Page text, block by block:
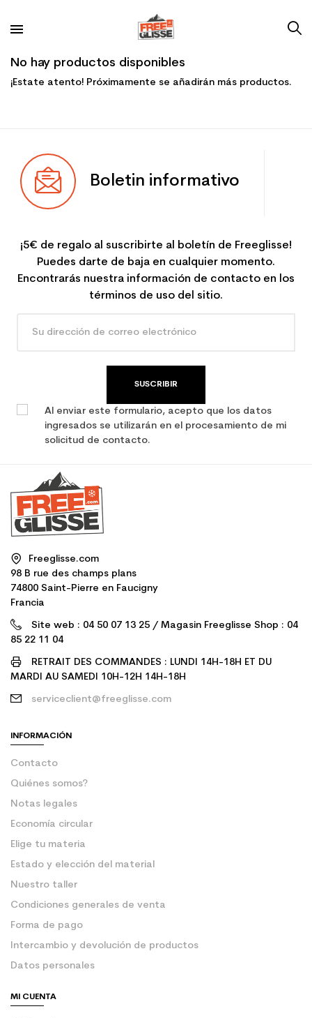
No hay productos disponibles
¡Estate atento! Próximamente se añadirán más productos.
Boletin informativo
¡5€ de regalo al suscribirte al boletín de Freeglisse!
Puedes darte de baja en cualquier momento.
Encontrarás nuestra información de contacto en los
términos de uso del sitio.
SUSCRIBIR
Al enviar este formulario, acepto que los datos
ingresados se utilizarán en el procesamiento de mi
solicitud de contacto.
Freeglisse.com
98 B rue des champs plans
74800 Saint-Pierre en Faucigny
Francia
Site web : 04 50 07 13 25 / Magasin Freeglisse Shop : 04
85 22 11 04
RETRAIT DES COMMANDES : LUNDI 14H-18H ET DU
MARDI AU SAMEDI 10H-12H 14H-18H
serviceclient@freeglisse.com
INFORMACIÓN
Contacto
Quiénes somos?
Notas legales
Economía circular
Elige tu materia
Estado y elección del material
Nuestro taller
Condiciones generales de venta
Forma de pago
Intercambio y devolución de productos
Datos personales
MI CUENTA